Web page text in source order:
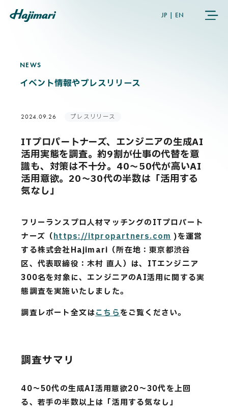
JP EN
COMPANY
NEWS
USER’S VOICE
MEMBERS
CAREERS
CONTACT
NEWS
NEWS
イベント情報やプレスリリース
2024.09.26 プレスリリース
ITプロパートナーズ、エンジニアの生成AI
活用実態を調査。約9割が仕事の代替を意
識も、対策は不十分。40〜50代が高いAI
活用意欲。20〜30代の半数は「活用する
気なし」
フリーランスプロ人材マッチングのITプロパート
ナーズ（https://itpropartners.com)を運営
する株式会社Hajimari（所在地：東京都渋谷
区、代表取締役：木村 直人）は、ITエンジニア
300名を対象に、エンジニアのAI活用に関する実
態調査を実施いたしました。
調査レポート全文はこちらをご覧ください。
調査サマリ
40〜50代の生成AI活用意欲20〜30代を上回
る、若手の半数以上は「活用する気なし」